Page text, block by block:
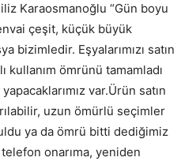
Karaosmanoğlu “Gün boyu
çeşit, küçük büyük
bizimledir. Eşyalarımızı satın
kullanım ömrünü tamamladı
var.Ürün satın
uzun ömürlü seçimler
ya da ömrü bitti dediğimiz
onarıma, yeniden